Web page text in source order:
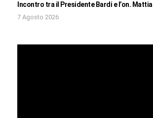
Incontro tra il Presidente Bardi e l’on. Mattia
7 Agosto 2026